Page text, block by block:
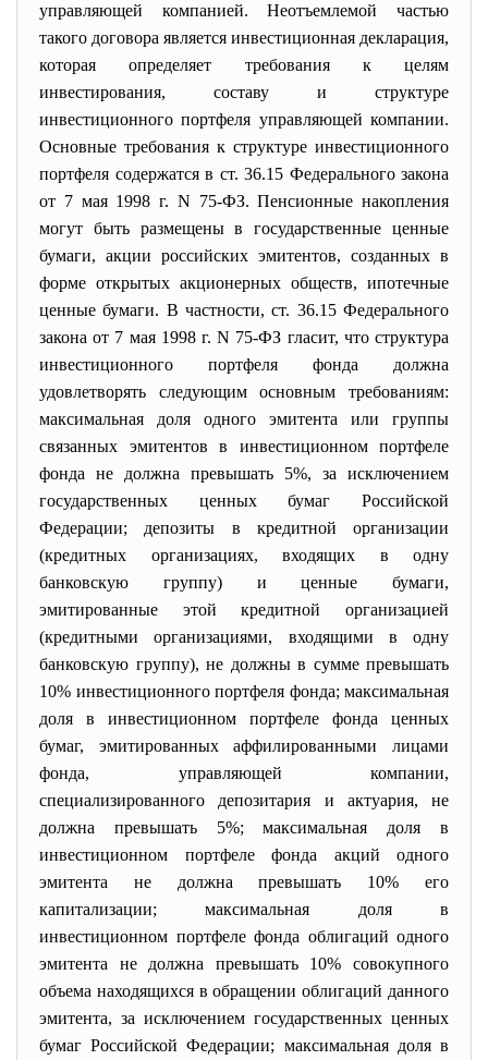
управляющей компанией. Неотъемлемой частью
такого договора является инвестиционная декларация,
которая определяет требования к целям
инвестирования, составу и структуре
инвестиционного портфеля управляющей компании.
Основные требования к структуре инвестиционного
портфеля содержатся в ст. 36.15 Федерального закона
от 7 мая 1998 г. N 75-ФЗ. Пенсионные накопления
могут быть размещены в государственные ценные
бумаги, акции российских эмитентов, созданных в
форме открытых акционерных обществ, ипотечные
ценные бумаги. В частности,ст. 36.15Федерального
закона от 7 мая 1998 г. N 75-ФЗ гласит, что структура
инвестиционного портфеля фонда должна
удовлетворять следующим основным требованиям:
максимальная доля одного эмитента или группы
связанных эмитентов в инвестиционном портфеле
фонда не должна превышать 5%, за исключением
государственных ценных бумаг Российской
Федерации; депозиты в кредитной организации
(кредитных организациях, входящих в одну
банковскую группу) и ценные бумаги,
эмитированные этой кредитной организацией
(кредитными организациями, входящими в одну
банковскую группу), не должны в сумме превышать
10% инвестиционного портфеля фонда; максимальная
доля в инвестиционном портфеле фонда ценных
бумаг, эмитированных аффилированными лицами
фонда, управляющей компании,
специализированного депозитария и актуария, не
должна превышать 5%; максимальная доля в
инвестиционном портфеле фонда акций одного
эмитента не должна превышать 10% его
капитализации; максимальная доля в
инвестиционном портфеле фонда облигаций одного
эмитента не должна превышать 10% совокупного
объема находящихся в обращении облигаций данного
эмитента, за исключением государственных ценных
бумаг Российской Федерации; максимальная доля в